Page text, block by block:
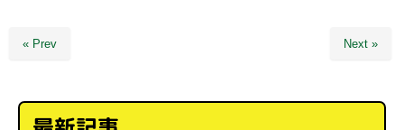
« Prev Next »